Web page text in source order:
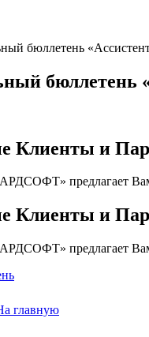
бюллетень
бюллетень
Клиенты и
предлагает Вам
Клиенты и
предлагает Вам
главную